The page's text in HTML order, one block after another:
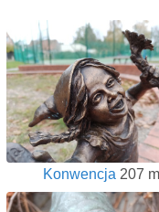
Konwencja 207 m